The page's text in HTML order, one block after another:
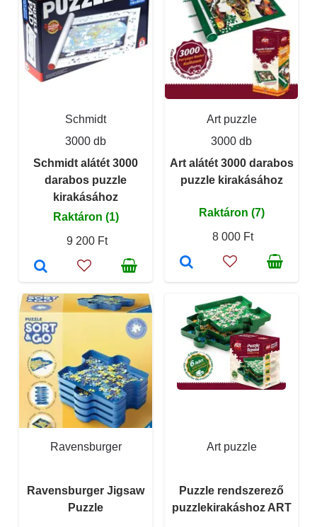
Schmidt
3000 db
Schmidt alátét 3000
darabos puzzle
kirakásához
Raktáron (1)
9 200 Ft
Art puzzle
3000 db
Art alátét 3000 darabos
puzzle kirakásához
Raktáron (7)
8 000 Ft
Ravensburger
Ravensburger Jigsaw
Puzzle
Art puzzle
Puzzle rendszerező
puzzlekirakáshoz ART